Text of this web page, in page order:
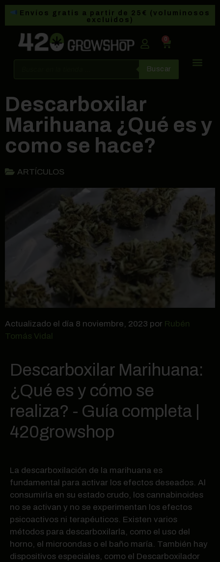
Envíos gratis a partir de 25€ (voluminosos
excluidos)
0
Buscar
Descarboxilar
Marihuana ¿Qué es y
como se hace?
ARTÍCULOS
Actualizado el día 8 noviembre, 2023 por Rubén
Tomás Vidal
Descarboxilar Marihuana:
¿Qué es y cómo se
realiza? - Guía completa |
420growshop
La descarboxilación de la marihuana es
fundamental para activar los efectos deseados. Al
consumirla en su estado crudo, los cannabinoides
no se activan y no se experimentan los efectos
psicoactivos ni terapéuticos. Existen varios
métodos para descarboxilarla, como el uso del
horno, el microondas o el baño maría. También hay
dispositivos especiales, como el Descarboxilador